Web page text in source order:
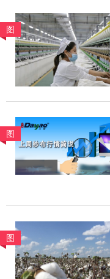
图
图
图